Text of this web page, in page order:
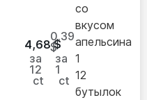
4,68$
за
12
ct
0.39
$
за
1
ct
со
вкусом
апельсина
1
12
бутылок